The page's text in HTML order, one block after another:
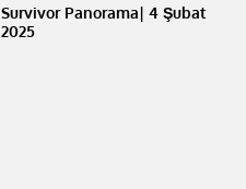
Survivor Panorama| 4 Şubat
2025